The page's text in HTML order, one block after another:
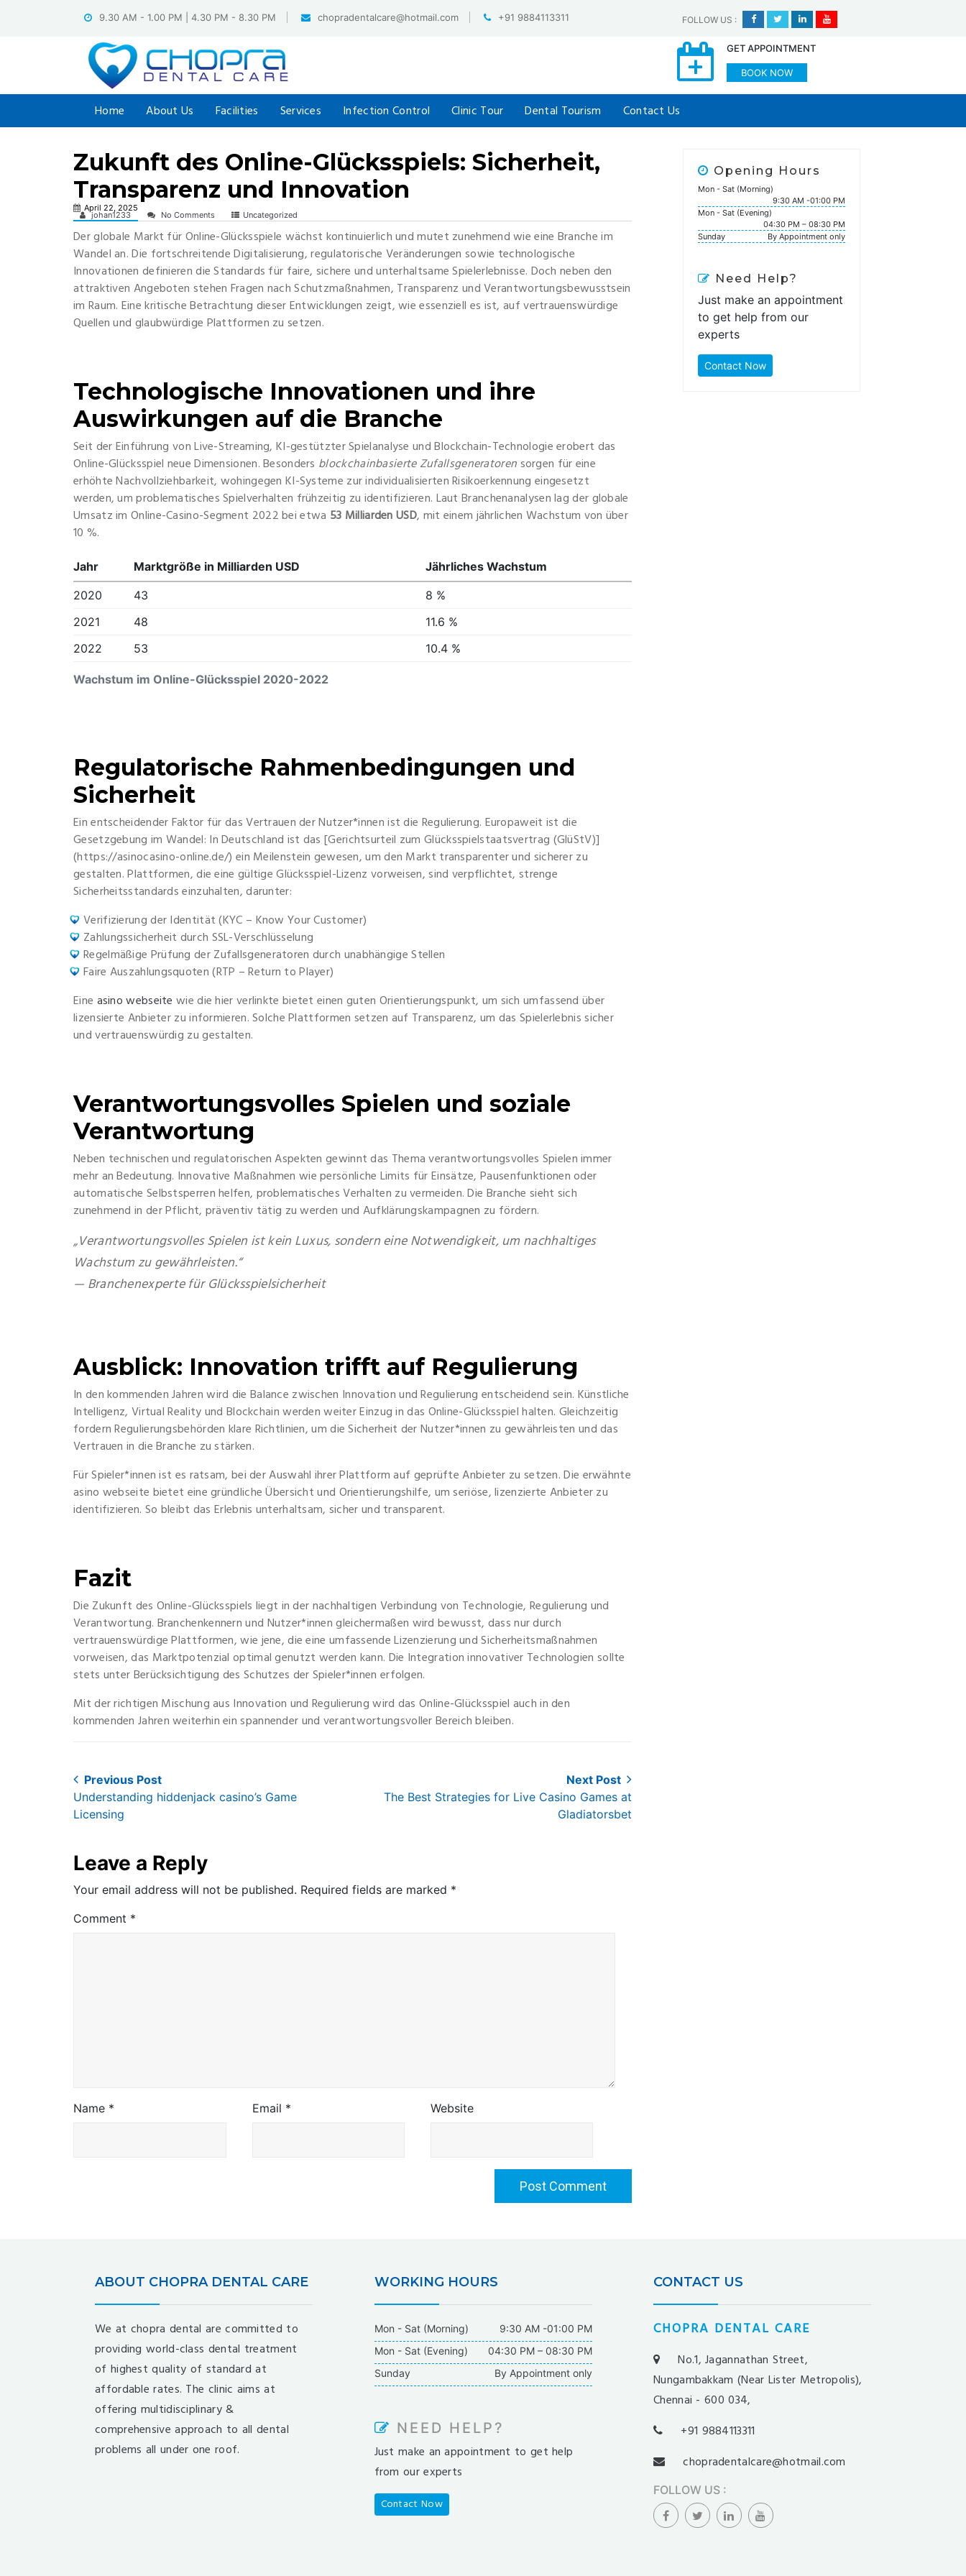
9.30 AM - 1.00 PM | 4.30 PM - 8.30 PM chopradentalcare@hotmail.com +91 9884113311 FOLLOW US :
GET APPOINTMENT
BOOK NOW
Home About Us Facilities Services Infection Control Clinic Tour Dental Tourism Contact Us
Zukunft des Online-Glücksspiels: Sicherheit,
Transparenz und Innovation
April 22, 2025
johan1233 No Comments Uncategorized
Der globale Markt für Online-Glücksspiele wächst kontinuierlich und mutet zunehmend wie eine Branche im
Wandel an. Die fortschreitende Digitalisierung, regulatorische Veränderungen sowie technologische
Innovationen definieren die Standards für faire, sichere und unterhaltsame Spielerlebnisse. Doch neben den
attraktiven Angeboten stehen Fragen nach Schutzmaßnahmen, Transparenz und Verantwortungsbewusstsein
im Raum. Eine kritische Betrachtung dieser Entwicklungen zeigt, wie essenziell es ist, auf vertrauenswürdige
Quellen und glaubwürdige Plattformen zu setzen.
Technologische Innovationen und ihre
Auswirkungen auf die Branche
Seit der Einführung von Live-Streaming, KI-gestützter Spielanalyse und Blockchain-Technologie erobert das
Online-Glücksspiel neue Dimensionen. Besonders blockchainbasierte Zufallsgeneratorensorgen für eine
erhöhte Nachvollziehbarkeit, wohingegen KI-Systeme zur individualisierten Risikoerkennung eingesetzt
werden, um problematisches Spielverhalten frühzeitig zu identifizieren. Laut Branchenanalysen lag der globale
Umsatz im Online-Casino-Segment 2022 bei etwa 53 Milliarden USD, mit einem jährlichen Wachstum von über
10 %.
Wachstum im Online-Glücksspiel 2020-2022
Jahr Marktgröße in Milliarden USD
Jährliches Wachstum
2020
43
8 %
2021
48
11.6 %
2022
53 10.4 %
Regulatorische Rahmenbedingungen und
Sicherheit
Ein entscheidender Faktor für das Vertrauen der Nutzer*innen ist die Regulierung. Europaweit ist die
Gesetzgebung im Wandel: In Deutschland ist das [Gerichtsurteil zum Glücksspielstaatsvertrag (GlüStV)]
(https://asinocasino-online.de/) ein Meilenstein gewesen, um den Markt transparenter und sicherer zu
gestalten. Plattformen, die eine gültige Glücksspiel-Lizenz vorweisen, sind verpflichtet, strenge
Sicherheitsstandards einzuhalten, darunter:
Verifizierung der Identität (KYC – Know Your Customer)
Zahlungssicherheit durch SSL-Verschlüsselung
Regelmäßige Prüfung der Zufallsgeneratoren durch unabhängige Stellen
Faire Auszahlungsquoten (RTP – Return to Player)
Eine asino webseite wie die hier verlinkte bietet einen guten Orientierungspunkt, um sich umfassend über
lizensierte Anbieter zu informieren. Solche Plattformen setzen auf Transparenz, um das Spielerlebnis sicher
und vertrauenswürdig zu gestalten.
Verantwortungsvolles Spielen und soziale
Verantwortung
Neben technischen und regulatorischen Aspekten gewinnt das Thema verantwortungsvolles Spielen immer
mehr an Bedeutung. Innovative Maßnahmen wie persönliche Limits für Einsätze, Pausenfunktionen oder
automatische Selbstsperren helfen, problematisches Verhalten zu vermeiden. Die Branche sieht sich
zunehmend in der Pflicht, präventiv tätig zu werden und Aufklärungskampagnen zu fördern.
„Verantwortungsvolles Spielen ist kein Luxus, sondern eine Notwendigkeit, um nachhaltiges
Wachstum zu gewährleisten.“
— Branchenexperte für Glücksspielsicherheit
Ausblick: Innovation trifft auf Regulierung
In den kommenden Jahren wird die Balance zwischen Innovation und Regulierung entscheidend sein. Künstliche
Intelligenz, Virtual Reality und Blockchain werden weiter Einzug in das Online-Glücksspiel halten. Gleichzeitig
fordern Regulierungsbehörden klare Richtlinien, um die Sicherheit der Nutzer*innen zu gewährleisten und das
Vertrauen in die Branche zu stärken.
Für Spieler*innen ist es ratsam, bei der Auswahl ihrer Plattform auf geprüfte Anbieter zu setzen. Die erwähnte
asino webseite bietet eine gründliche Übersicht und Orientierungshilfe, um seriöse, lizenzierte Anbieter zu
identifizieren. So bleibt das Erlebnis unterhaltsam, sicher und transparent.
Fazit
Die Zukunft des Online-Glücksspiels liegt in der nachhaltigen Verbindung von Technologie, Regulierung und
Verantwortung. Branchenkennern und Nutzer*innen gleichermaßen wird bewusst, dass nur durch
vertrauenswürdige Plattformen, wie jene, die eine umfassende Lizenzierung und Sicherheitsmaßnahmen
vorweisen, das Marktpotenzial optimal genutzt werden kann. Die Integration innovativer Technologien sollte
stets unter Berücksichtigung des Schutzes der Spieler*innen erfolgen.
Mit der richtigen Mischung aus Innovation und Regulierung wird das Online-Glücksspiel auch in den
kommenden Jahren weiterhin ein spannender und verantwortungsvoller Bereich bleiben.
Post
navigation
Previous Post
Previous
post:
Understanding hiddenjack casino’s Game
Licensing
Next Post
Next
The Best Strategies for Live Casino Games at
Gladiatorsbet
Leave a Reply
Your email address will not be published. Required fields are marked *
Comment *
Name * Email * Website
Opening Hours
Mon - Sat (Morning)
9:30 AM -01:00 PM
Mon - Sat (Evening)
04:30 PM – 08:30 PM
Sunday
By Appointment only
Need Help?
Just make an appointment
to get help from our
experts
Contact Now
ABOUT CHOPRA DENTAL CARE
We at chopra dental are committed to
providing world-class dental treatment
of highest quality of standard at
affordable rates. The clinic aims at
offering multidisciplinary &
comprehensive approach to all dental
problems all under one roof.
WORKING HOURS
Mon - Sat (Morning)
9:30 AM -01:00 PM
Mon - Sat (Evening)
04:30 PM – 08:30 PM
Sunday
By Appointment only
NEED HELP?
Just make an appointment to get help
from our experts
Contact Now
CONTACT US
CHOPRA DENTAL CARE
No.1, Jagannathan Street,
Nungambakkam (Near Lister Metropolis),
Chennai - 600 034,
+91 9884113311
chopradentalcare@hotmail.com
FOLLOW US :